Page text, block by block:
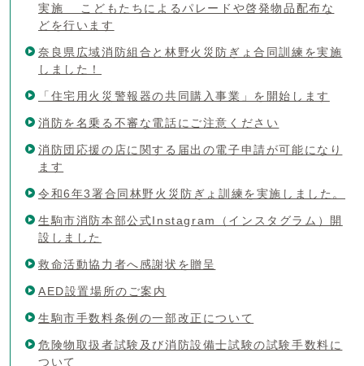
実施 こどもたちによるパレードや啓発物品配布な
どを行います
奈良県広域消防組合と林野火災防ぎょ合同訓練を実施
しました！
「住宅用火災警報器の共同購入事業」を開始します
消防を名乗る不審な電話にご注意ください
消防団応援の店に関する届出の電子申請が可能になり
ます
令和6年3署合同林野火災防ぎょ訓練を実施しました。
生駒市消防本部公式Instagram（インスタグラム）開
設しました
救命活動協力者へ感謝状を贈呈
AED設置場所のご案内
生駒市手数料条例の一部改正について
危険物取扱者試験及び消防設備士試験の試験手数料に
ついて